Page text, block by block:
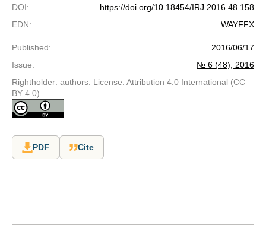
DOI:
https://doi.org/10.18454/IRJ.2016.48.158
EDN: WAYFFX
Published:
2016/06/17
Issue:
№ 6 (48), 2016
Rightholder: authors. License: Attribution 4.0 International (CC
BY 4.0)
PDF Cite